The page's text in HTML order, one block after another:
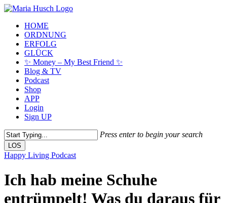
Skip
main
content
Menu
HOME
ORDNUNG
ERFOLG
GLÜCK
✨ Money – My Best Friend ✨
Blog & TV
Podcast
Shop
APP
Login
Sign UP
Press enter to begin your search
LOS
Close
Happy Living Podcast
Ich hab meine Schuhe
entrümpelt! Was du daraus für